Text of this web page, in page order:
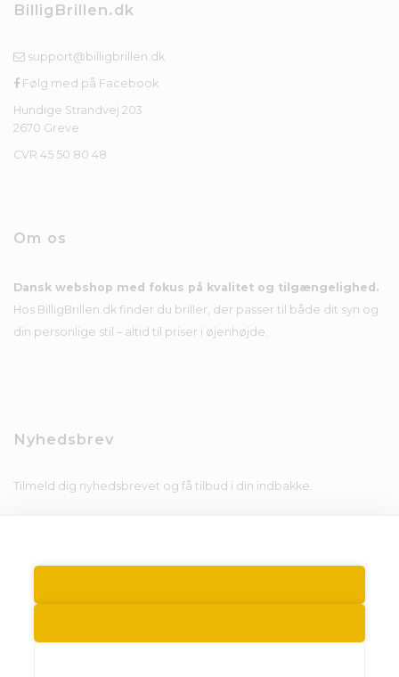
BilligBrillen.dk
support@billigbrillen.dk
Følg med på Facebook
Hundige Strandvej 203
2670 Greve
CVR 45 50 80 48
Om os
Dansk webshop med fokus på kvalitet og tilgængelighed.
Hos BilligBrillen.dk finder du briller, der passer til både dit syn og
din personlige stil – altid til priser i øjenhøjde.
Nyhedsbrev
Tilmeld dig nyhedsbrevet og få tilbud i din indbakke.